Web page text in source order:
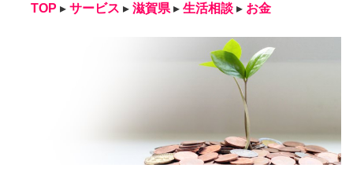
TOP ▸ サービス ▸ 滋賀県 ▸ 生活相談 ▸ お金